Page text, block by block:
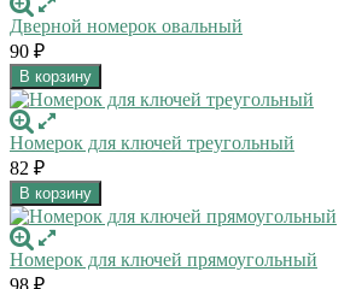
Дверной номерок овальный
90 ₽
В корзину
Номерок для ключей треугольный
82 ₽
В корзину
Номерок для ключей прямоугольный
98 ₽